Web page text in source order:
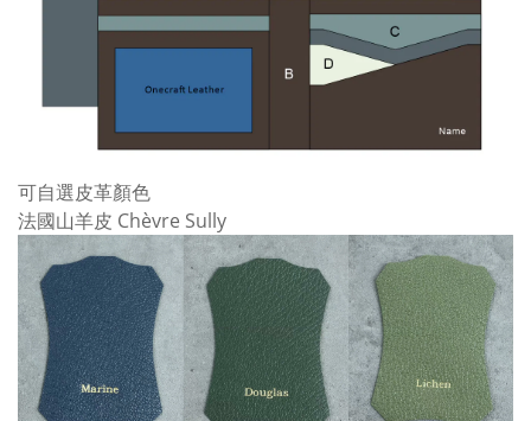
可自選皮革顏色
法國山羊皮 Chèvre Sully